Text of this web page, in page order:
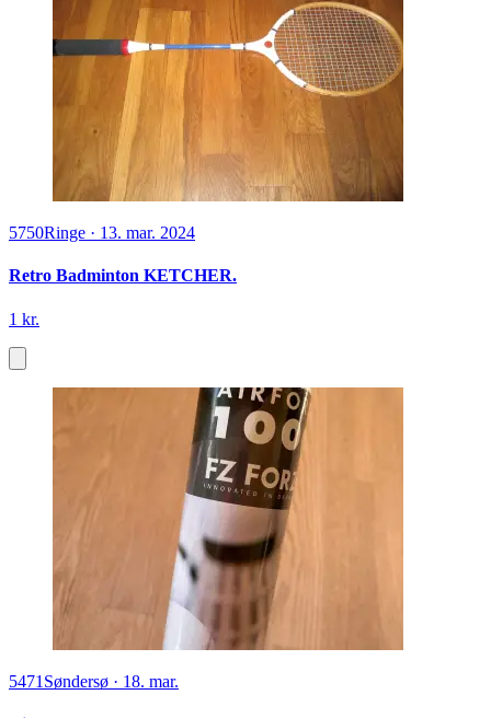
5750Ringe · 13. mar. 2024
Retro Badminton KETCHER.
1 kr.
5471 Søndersø · 18. mar.